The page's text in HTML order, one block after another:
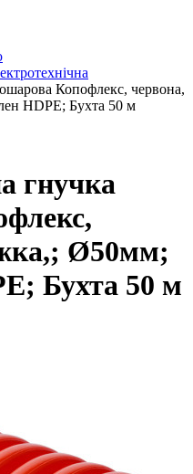
Копофлекс, червона,
HDPE; Бухта 50 м
гнучка
Ø50мм;
Бухта 50 м